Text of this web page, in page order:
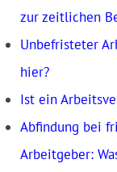
zur zeitlichen
Unbefristeter
hier?
Ist ein
Abfindung bei
Arbeitgeber: